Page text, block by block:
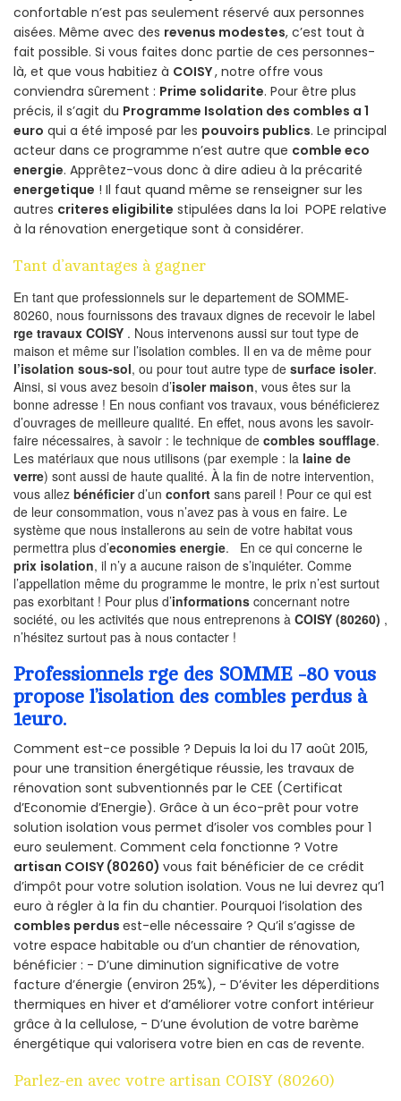
confortable n’est pas seulement réservé aux personnes
aisées. Même avec des revenus modestes, c’est tout à
fait possible. Si vous faites donc partie de ces personnes-
là, et que vous habitiez à COISY, notre offre vous
conviendra sûrement : Prime solidarite. Pour être plus
précis, il s’agit du Programme Isolation des combles a 1
euro qui a été imposé par les pouvoirs publics. Le principal
acteur dans ce programme n’est autre que comble eco
energie. Apprêtez-vous donc à dire adieu à la précarité
energetique ! Il faut quand même se renseigner sur les
autres criteres eligibilite stipulées dans la loi POPE relative
à la rénovation energetique sont à considérer.
Tant d’avantages à gagner
En tant que professionnels sur le departement de SOMME-
80260, nous fournissons des travaux dignes de recevoir le label
rge travaux COISY . Nous intervenons aussi sur tout type de
maison et même sur l’isolation combles. Il en va de même pour
l’isolation sous-sol, ou pour tout autre type de surface isoler.
Ainsi, si vous avez besoin d’isoler maison, vous êtes sur la
bonne adresse ! En nous confiant vos travaux, vous bénéficierez
d’ouvrages de meilleure qualité. En effet, nous avons les savoir-
faire nécessaires, à savoir : le technique de combles soufflage.
Les matériaux que nous utilisons (par exemple : la laine de
verre) sont aussi de haute qualité. À la fin de notre intervention,
vous allez bénéficierd’un confort sans pareil ! Pour ce qui est
de leur consommation, vous n’avez pas à vous en faire. Le
système que nous installerons au sein de votre habitat vous
permettra plus d’economies energie. En ce qui concerne le
prix isolation, il n’y a aucune raison de s’inquiéter. Comme
l’appellation même du programme le montre, le prix n’est surtout
pas exorbitant ! Pour plus d’informations concernant notre
société, ou les activités que nous entreprenons à COISY (80260) ,
n’hésitez surtout pas à nous contacter !
Professionnels rge des SOMME -80 vous
propose l’isolation des combles perdus à
1euro.
Comment est-ce possible ? Depuis la loi du 17 août 2015,
pour une transition énergétique réussie, les travaux de
rénovation sont subventionnés par le CEE (Certificat
d’Economie d’Energie). Grâce à un éco-prêt pour votre
solution isolation vous permet d’isoler vos combles pour 1
euro seulement. Comment cela fonctionne ? Votre
artisan COISY (80260) vous fait bénéficier de ce crédit
d’impôt pour votre solution isolation. Vous ne lui devrez qu’1
euro à régler à la fin du chantier. Pourquoi l’isolation des
combles perdus est-elle nécessaire ? Qu’il s’agisse de
votre espace habitable ou d’un chantier de rénovation,
bénéficier : - D’une diminution significative de votre
facture d’énergie (environ 25%), - D’éviter les déperditions
thermiques en hiver et d’améliorer votre confort intérieur
grâce à la cellulose, - D’une évolution de votre barème
énergétique qui valorisera votre bien en cas de revente.
Parlez-en avec votre artisan COISY (80260)